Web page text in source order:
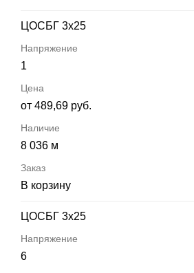
ЦОСБГ 3х25
1
от 489,69 руб.
8 036 м
В корзину
ЦОСБГ 3х25
6